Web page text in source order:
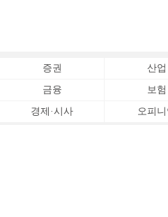
증권 산업
금융 보험
경제·시사 오피니